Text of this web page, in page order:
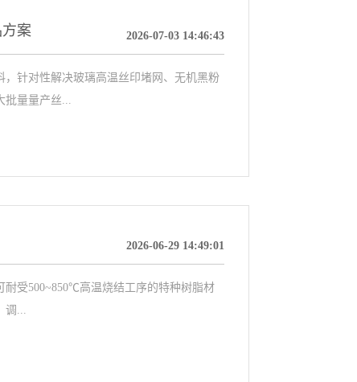
案 2026-07-03 14:46:43
针对性解决玻璃高温丝印堵网、无机黑粉
量量产丝...
2026-06-29 14:49:01
受500~850℃高温烧结工序的特种树脂材
...